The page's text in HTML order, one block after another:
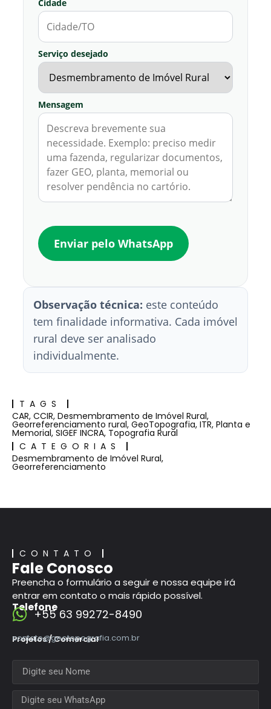
Cidade
Serviço desejado
Mensagem
Enviar pelo WhatsApp
Observação técnica: este conteúdo
tem finalidade informativa. Cada imóvel
rural deve ser analisado
individualmente.
TAGS
CAR, CCIR, Desmembramento de Imóvel Rural,
Georreferenciamento rural, GeoTopografia, ITR, Planta e
Memorial, SIGEF INCRA, Topografia Rural
CATEGORIAS
Desmembramento de Imóvel Rural,
Georreferenciamento
CONTATO
Fale Conosco
Preencha o formulário a seguir e nossa equipe irá
entrar em contato o mais rápido possível.
Telefone+55 63 99272-8490
Projetos / Comercial
contato@geotopografia.com.br